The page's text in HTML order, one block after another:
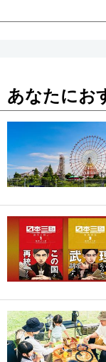
あなたにお